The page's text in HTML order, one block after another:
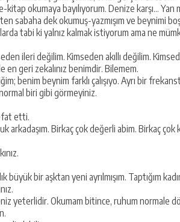
kitap okumaya bayılıyorum. Denize karşı… Yan
sabaha dek okumuş-yazmışım ve beynimi
tabi ki yalnız kalmak istiyorum ama ne
ileri değilim. Kimseden akıllı değilim.
en geri zekalınız benimdir. Bilemem.
benim beynim farklı çalışıyo. Ayrı bir
biri gibi görmeyiniz.
etti.
arkadaşım. Birkaç çok değerli abim. Birkaç
büyük bir aşktan yeni ayrılmışım. Taptığım
yeterlidir. Okumam bitince, ruhum normale